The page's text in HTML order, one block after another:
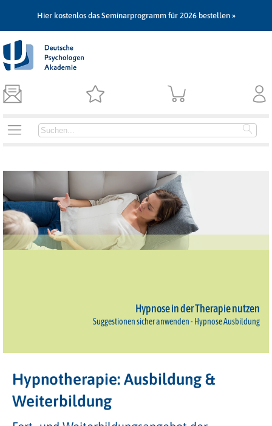
Hier kostenlos das Seminarprogramm für 2026 bestellen »
Hypnose in der Therapie nutzen
Suggestionen sicher anwenden - Hypnose Ausbildung
Hypnotherapie: Ausbildung &
Weiterbildung